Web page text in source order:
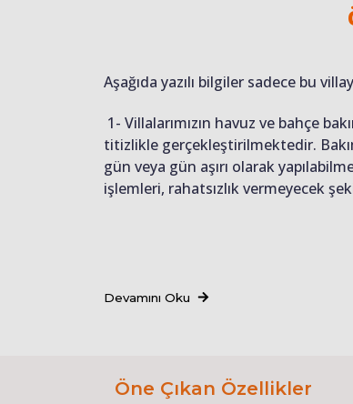
Aşağıda yazılı bilgiler sadece bu
1- Villalarımızın havuz ve bahçe
titizlikle gerçekleştirilmektedir.
gün veya gün aşırı olarak
işlemleri, rahatsızlık vermeyecek
Devamını Oku
Öne Çıkan Özellikler